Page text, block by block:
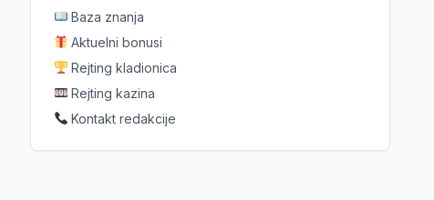
Baza znanja
Aktuelni bonusi
Rejting kladionica
Rejting kazina
Kontakt redakcije